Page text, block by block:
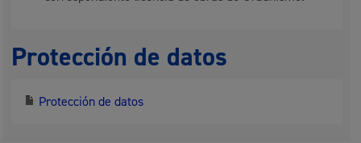
Protección de datos
Protección de datos